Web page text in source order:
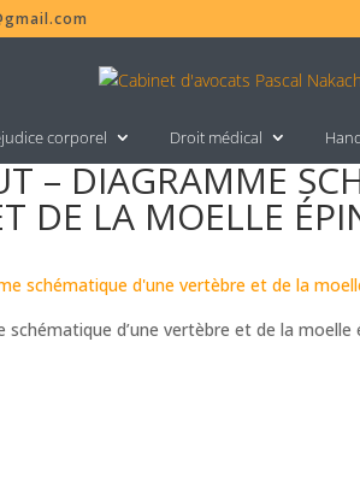
corporel Droit médical
– DIAGRAMME
DE LA MOELLE
d’une vertèbre et de la moelle